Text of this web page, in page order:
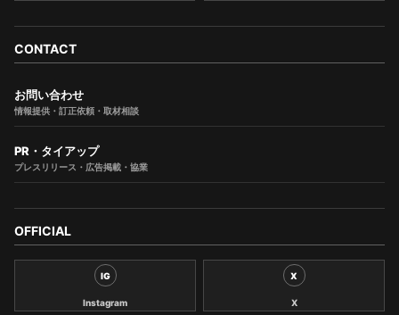
CONTACT
お問い合わせ
情報提供・訂正依頼・取材相談
PR・タイアップ
プレスリリース・広告掲載・協業
OFFICIAL
IG
Instagram
X
X